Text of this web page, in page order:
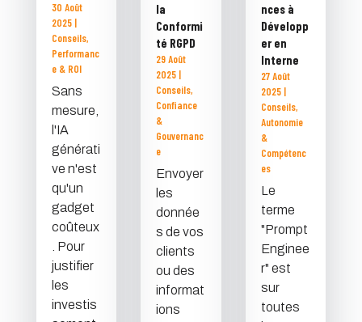
30 Août
2025|
Conseils,
Performanc
e & ROI
Sans
mesure,
l'IA
générati
ve n'est
qu'un
gadget
coûteux
. Pour
justifier
les
investis
la
Conformi
té RGPD
29 Août
2025 |
Conseils,
Confiance
&
Gouvernanc
e
Envoyer
les
donnée
s de vos
clients
ou des
informat
ions
nces à
Développ
er en
Interne
27 Août
2025|
Conseils,
Autonomie
&
Compétenc
es
Le
terme
"Prompt
Enginee
r" est
sur
toutes